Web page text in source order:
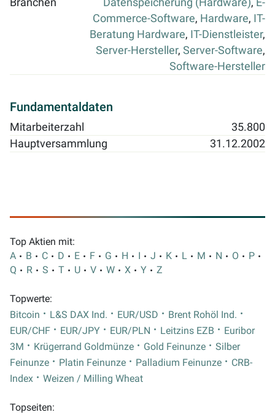
Branchen
Datenspeicherung (Hardware), E-
Commerce-Software, Hardware, IT-
Beratung Hardware, IT-Dienstleister,
Server-Hersteller, Server-Software,
Software-Hersteller
Fundamentaldaten
Mitarbeiterzahl
35.800
Hauptversammlung
31.12.2002
Top Aktien mit:
A
B C D E F G H I J K L M N O
P
Q
R S T U V W X Y Z
Topwerte:
Bitcoin
L&S DAX Ind. EUR/USD
Brent Rohöl Ind.
EUR/CHF
EUR/JPY EUR/PLN Leitzins EZB
Euribor
3M
Krügerrand Goldmünze Gold Feinunze
Silber
Feinunze
Platin Feinunze Palladium Feinunze
CRB-
Index
Weizen / Milling Wheat
Topseiten: